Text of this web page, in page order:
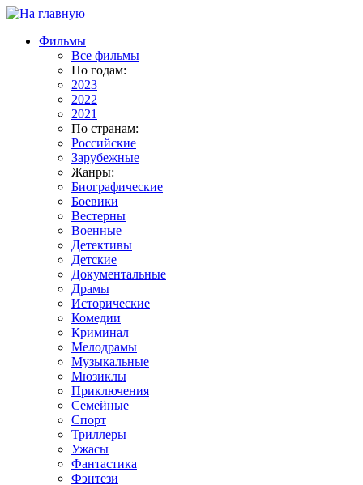
Фильмы
Все фильмы
По годам:
2023
2022
2021
По странам:
Российские
Зарубежные
Жанры:
Биографические
Боевики
Вестерны
Военные
Детективы
Детские
Документальные
Драмы
Исторические
Комедии
Криминал
Мелодрамы
Музыкальные
Мюзиклы
Приключения
Семейные
Спорт
Триллеры
Ужасы
Фантастика
Фэнтези